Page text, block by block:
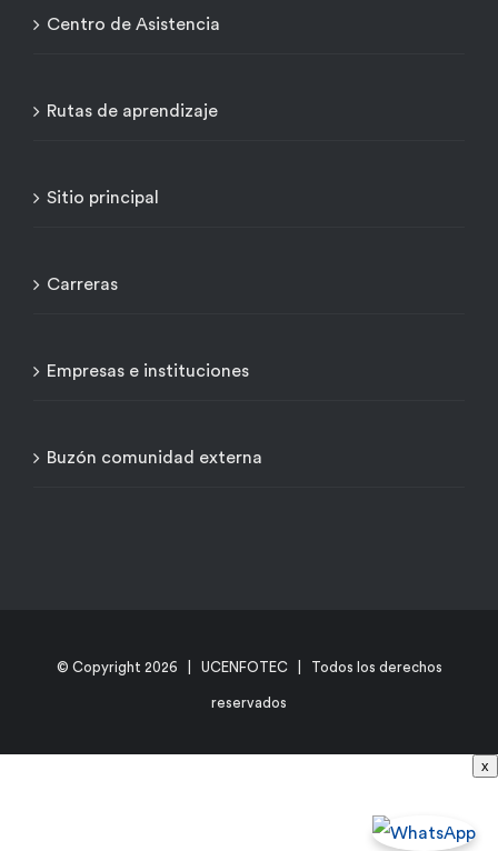
Centro de Asistencia
Rutas de aprendizaje
Sitio principal
Carreras
Empresas e instituciones
Buzón comunidad externa
© Copyright 2026 | UCENFOTEC | Todos los derechos
reservados
x